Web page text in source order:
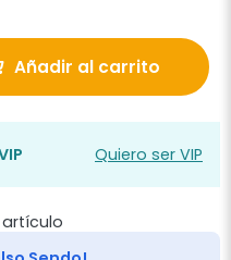
Añadir al carrito
Quiero ser VIP